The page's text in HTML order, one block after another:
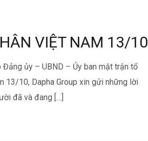
VIỆT NAM 13/10
ủy – UBND – Ủy ban mặt trận tổ
13/10, Dapha Group xin gửi những lời
đã và đang […]